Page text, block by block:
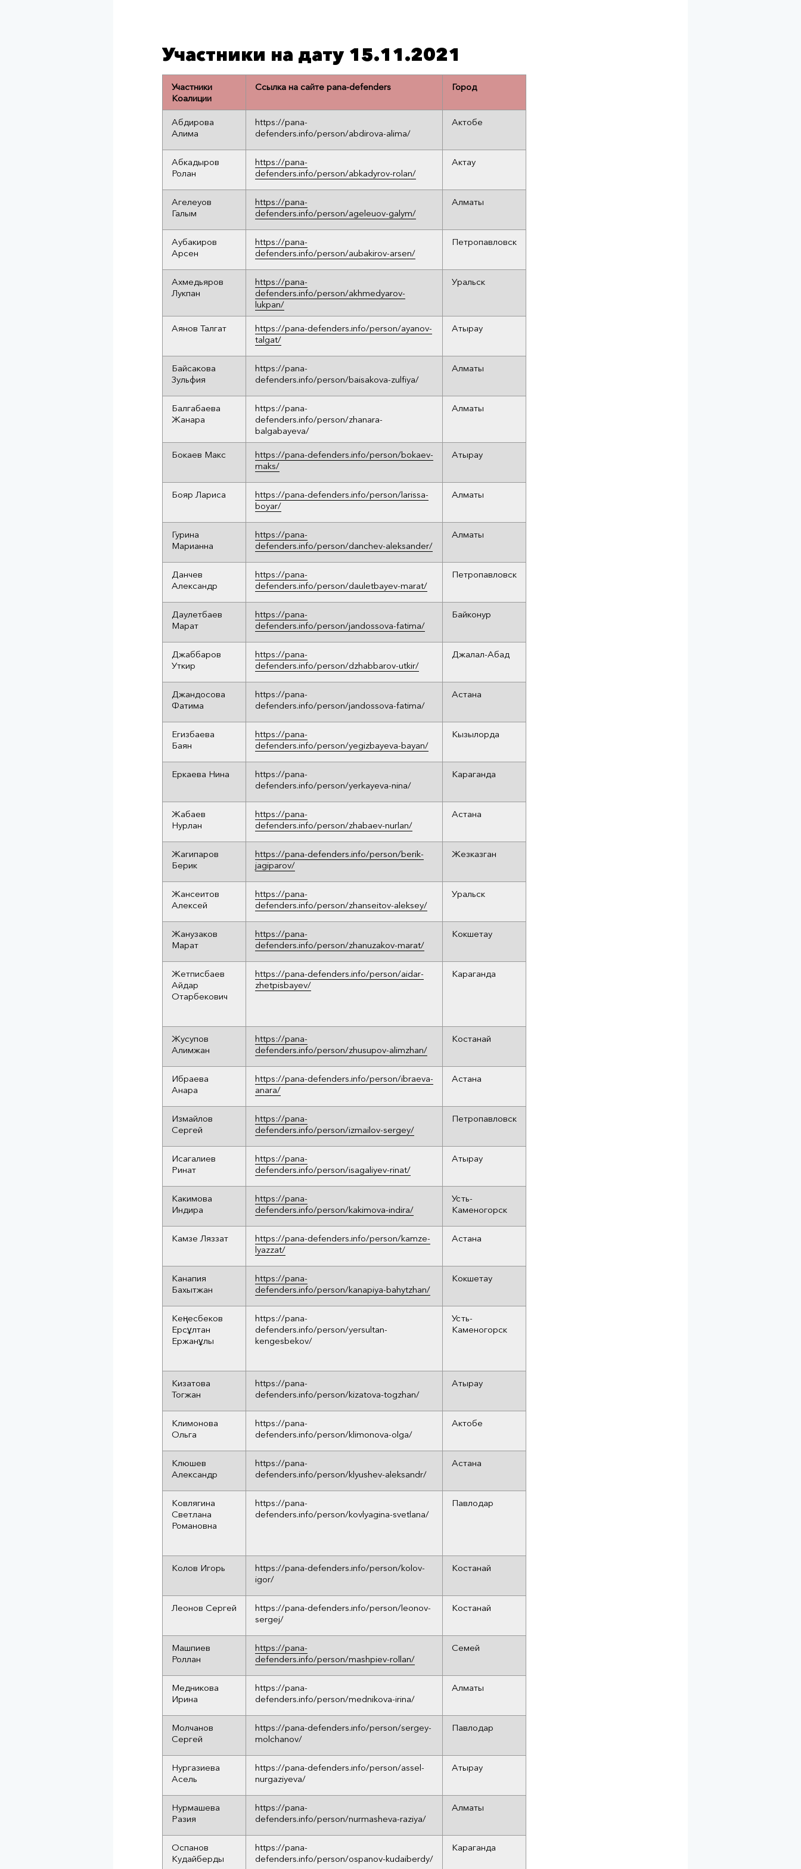
Участники на дату 15.11.2021
Участники
Коалиции
Ссылка на сайте pana-defenders Город
Абдирова
Алима
https://pana-
defenders.info/person/abdirova-alima/
Актобе
Абкадыров
Ролан
https://pana-
defenders.info/person/abkadyrov-rolan/
Актау
Агелеуов
Галым
https://pana-
defenders.info/person/ageleuov-galym/
Алматы
Аубакиров
Арсен
https://pana-
defenders.info/person/aubakirov-arsen/
Петропавловск
Ахмедьяров
Лукпан
https://pana-
defenders.info/person/akhmedyarov-
lukpan/
Уральск
Аянов Талгат
https://pana-defenders.info/person/ayanov-
talgat/
Атырау
Байсакова
Зульфия
https://pana-
defenders.info/person/baisakova-zulfiya/
Алматы
Балгабаева
Жанара
https://pana-
defenders.info/person/zhanara-
balgabayeva/
Алматы
Бокаев Макс
https://pana-defenders.info/person/bokaev-
maks/
Атырау
Бояр Лариса
https://pana-defenders.info/person/larissa-
boyar/
Алматы
Гурина
Марианна
https://pana-
defenders.info/person/danchev-aleksander/
Алматы
Данчев
Александр
https://pana-
defenders.info/person/dauletbayev-marat/
Петропавловск
Даулетбаев
Марат
https://pana-
defenders.info/person/jandossova-fatima/
Байконур
Джаббаров
Уткир
https://pana-
defenders.info/person/dzhabbarov-utkir/
Джалал-Абад
Джандосова
Фатима
https://pana-
defenders.info/person/jandossova-fatima/
Астана
Егизбаева
Баян
https://pana-
defenders.info/person/yegizbayeva-bayan/
Кызылорда
Еркаева Нина
https://pana-
defenders.info/person/yerkayeva-nina/
Караганда
Жабаев
Нурлан
https://pana-
defenders.info/person/zhabaev-nurlan/
Астана
Жагипаров
Берик
https://pana-defenders.info/person/berik-
jagiparov/
Жезказган
Жансеитов
Алексей
https://pana-
defenders.info/person/zhanseitov-aleksey/
Уральск
Жанузаков
Марат
https://pana-
defenders.info/person/zhanuzakov-marat/
Кокшетау
Жетписбаев
Айдар
Отарбекович
https://pana-defenders.info/person/aidar-
zhetpisbayev/
Караганда
Жусупов
Алимжан
https://pana-
defenders.info/person/zhusupov-alimzhan/
Костанай
Ибраева
Анара
https://pana-defenders.info/person/ibraeva-
anara/
Астана
Измайлов
Сергей
https://pana-
defenders.info/person/izmailov-sergey/
Петропавловск
Исагалиев
Ринат
https://pana-
defenders.info/person/isagaliyev-rinat/
Атырау
Какимова
Индира
https://pana-
defenders.info/person/kakimova-indira/
Усть-
Каменогорск
Камзе Ляззат
https://pana-defenders.info/person/kamze-
lyazzat/
Астана
Канапия
Бахытжан
https://pana-
defenders.info/person/kanapiya-bahytzhan/
Кокшетау
Кеңесбеков
Ерсұлтан
Ержанұлы
https://pana-
defenders.info/person/yersultan-
kengesbekov/
Усть-
Каменогорск
Кизатова
Тогжан
https://pana-
defenders.info/person/kizatova-togzhan/
Атырау
Климонова
Ольга
https://pana-
defenders.info/person/klimonova-olga/
Актобе
Клюшев
Александр
https://pana-
defenders.info/person/klyushev-aleksandr/
Астана
Ковлягина
Светлана
Романовна
https://pana-
defenders.info/person/kovlyagina-svetlana/
Павлодар
Колов Игорь
https://pana-defenders.info/person/kolov-
igor/
Костанай
Леонов Сергей
https://pana-defenders.info/person/leonov-
sergej/
Костанай
Машпиев
Роллан
https://pana-
defenders.info/person/mashpiev-rollan/
Семей
Медникова
Ирина
https://pana-
defenders.info/person/mednikova-irina/
Алматы
Молчанов
Сергей
https://pana-defenders.info/person/sergey-
molchanov/
Павлодар
Нургазиева
Асель
https://pana-defenders.info/person/assel-
nurgaziyeva/
Атырау
Нурмашева
Разия
https://pana-
defenders.info/person/nurmasheva-raziya/
Алматы
Оспанов
Кудайберды
https://pana-
defenders.info/person/ospanov-kudaiberdy/
Караганда